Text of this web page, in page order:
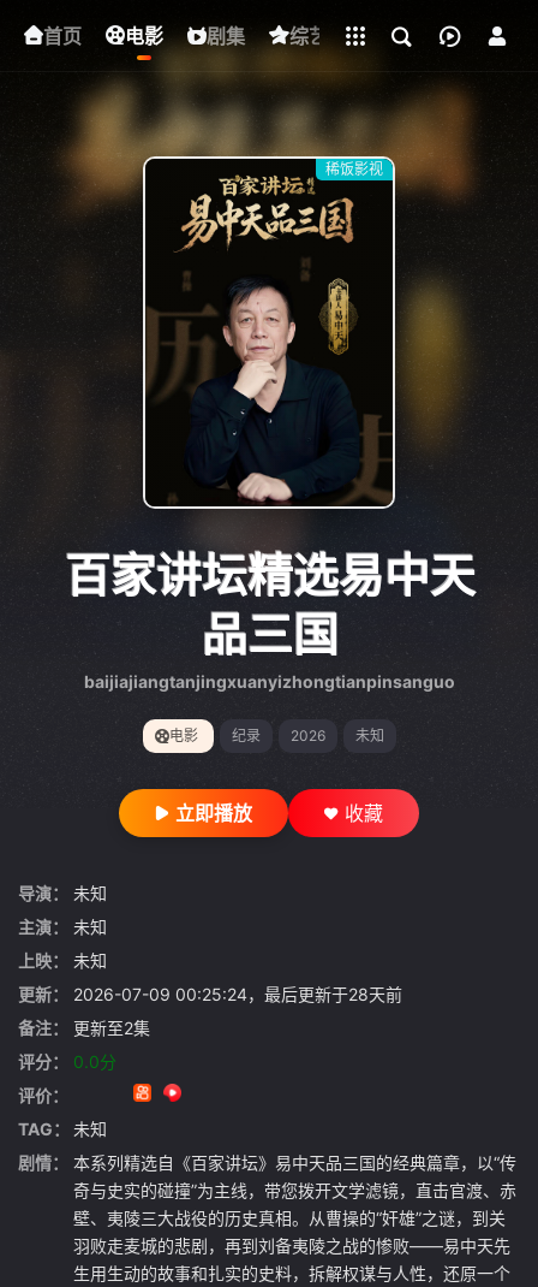
首页 电影 剧集 综艺 动漫 短剧
下载客户端
gt 0"}
稀饭影视
百家讲坛精选易中天
品三国
baijiajiangtanjingxuanyizhongtianpinsanguo
电影 纪录 2026 未知
立即播放 收藏
导演：
未知
主演：
未知
上映：
未知
更新：
2026-07-09 00:25:24，最后更新于28天前
备注：
更新至2集
评分：
0.0分
评价：
TAG：
未知
剧情：
本系列精选自《百家讲坛》易中天品三国的经典篇章，以“传
奇与史实的碰撞”为主线，带您拨开文学滤镜，直击官渡、赤
壁、夷陵三大战役的历史真相。从曹操的“奸雄”之谜，到关
羽败走麦城的悲剧，再到刘备夷陵之战的惨败——易中天先
生用生动的故事和扎实的史料，拆解权谋与人性，还原一个